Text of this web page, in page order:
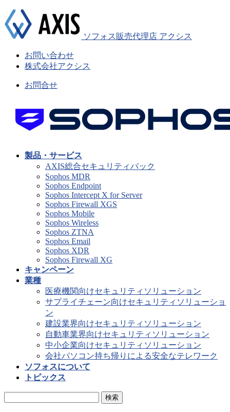
ソフォス販売代理店 アクシス
お問い合わせ
株式会社アクシス
お問合せ
製品・サービス
AXIS総合セキュリティパック
Sophos MDR
Sophos Endpoint
Sophos Intercept X for Server
Sophos Firewall XGS
Sophos Mobile
Sophos Wireless
Sophos ZTNA
Sophos Email
Sophos XDR
Sophos Firewall XG
キャンペーン
業種
医療機関向けセキュリティソリューション
サプライチェーン向けセキュリティソリューショ
ン
建設業界向けセキュリティソリューション
自動車業界向けセキュリティソリューション
中小企業向けセキュリティソリューション
会社パソコン持ち帰りによる安全なテレワーク
ソフォスについて
トピックス